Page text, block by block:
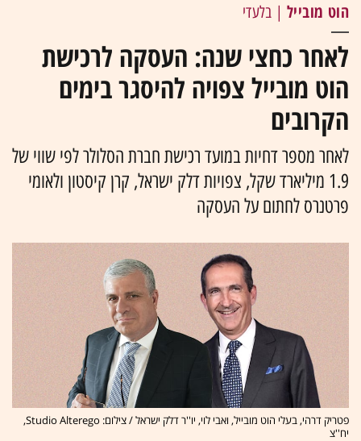
הוט מובייל | בלעדי
לאחר כחצי שנה: העסקה לרכישת
הוט מובייל צפויה להיסגר בימים
הקרובים
לאחר מספר דחיות במועד רכישת חברת הסלולר לפי שווי של
1.9 מיליארד שקל, צפויות דלק ישראל, קרן קיסטון ולאומי
פרטנרס לחתום על העסקה
פטריק דרהי, בעלי הוט מובייל, ואבי לוי, יו''ר דלק ישראל / צילום: Studio Alterego,
יח''צ